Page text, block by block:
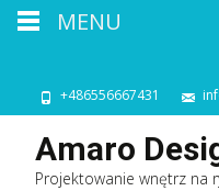
+486556667431
Amaro
Projektowanie wnętrz na
MENU